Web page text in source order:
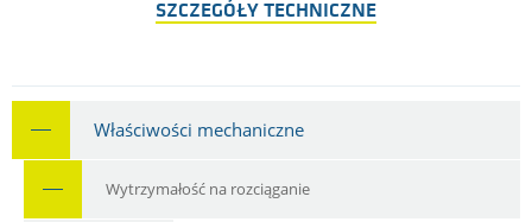
SZCZEGÓŁY TECHNICZNE
Właściwości mechaniczne
Wytrzymałość na rozciąganie